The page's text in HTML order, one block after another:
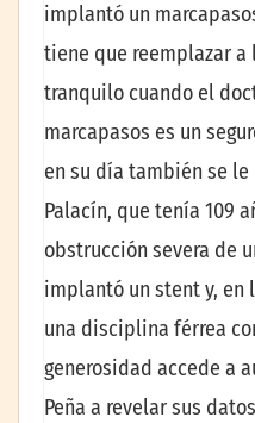
implantó un
tiene que reemplazar a
tranquilo cuando el
marcapasos es un
en su día también se
Palacín, que tenía 109
obstrucción severa de
implantó un stent y,
una disciplina férrea
generosidad accede a
Peña a revelar sus